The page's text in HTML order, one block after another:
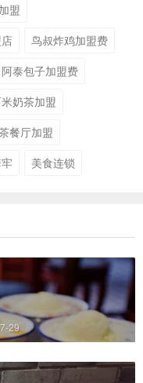
盟
鸟叔炸鸡加盟费
阿泰包子加盟费
奶茶加盟
餐厅加盟
美食连锁
29